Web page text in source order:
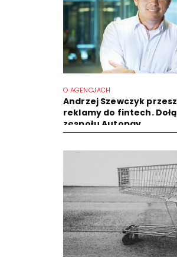
O AGENCJACH
Andrzej Szewczyk
reklamy do fintech.
zespołu Autopay